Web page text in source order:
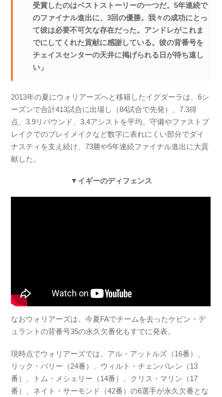
受賞したのはベストストーリーの一つだ。5年連続で
のファイナル進出に、3回の優勝。我々の成功にとっ
て彼は必要不可欠な存在だった。アンドレがこれま
でにしてくれた貢献に感謝している。彼の背番号を
チェイスセンターの天井に掲げられる日が待ち遠し
い」
2013年の夏にウォリアーズへと移籍したイグダーラは、6シ
ーズンで合計413試合に出場し（84試合で先発）、7.3得
点、3.9リバウンド、3.4アシストを平均。守備やファストブ
レイクでのプレイメイクなど数字に表れにくい部分でダイ
ナスティを支え続け、73勝や5年連続ファイナル進出に大貢
献した。
▼イギーのディフェンス
なおウォリアーズは、今夏FAでチームを去ったケビン・デ
ュラントの背番号35の永久欠番化もすでに発表。
現時点でウォリアーズでは、アル・アットルズ（16番）、
リック・バリー（24番）、ウィルト・チェンバレン（13
番）、トム・メシェリー（14番）、クリス・マリン（17
番）、ネイト・サーモンド（42番）の6選手が永久欠番とな